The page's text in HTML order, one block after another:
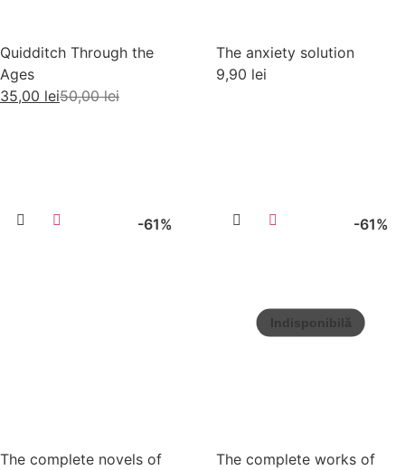
Quidditch Through the
Ages
50,00lei
35,00 lei
The anxiety solution
9,90 lei
-61%
The complete novels of
-61%
The complete works of